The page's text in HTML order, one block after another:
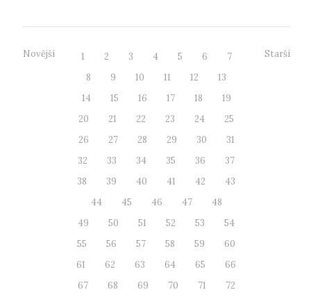
Novější 1 2 3 4 5 6
7
8
9 10 11 12
13
14
15 16 17 18
19
20
21 22 23 24
25
26
27 28 29 30
31
32
33 34 35 36
37
38
39 40 41 42
43
44
45 46 47
48
49
50 51 52 53
54
55
56 57 58 59
60
61
62 63 64 65
66
67
68 69 70 71
72
Starší